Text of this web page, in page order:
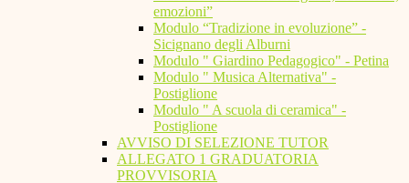
emozioni”
Modulo “Tradizione in evoluzione” -
Sicignano degli Alburni
Modulo " Giardino Pedagogico" - Petina
Modulo " Musica Alternativa" -
Postiglione
Modulo " A scuola di ceramica" -
Postiglione
AVVISO DI SELEZIONE TUTOR
ALLEGATO 1 GRADUATORIA
PROVVISORIA